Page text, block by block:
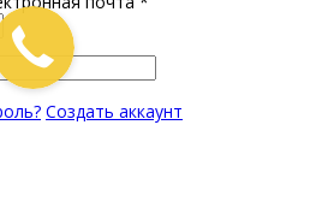
Создать аккаунт